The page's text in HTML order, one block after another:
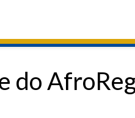
do